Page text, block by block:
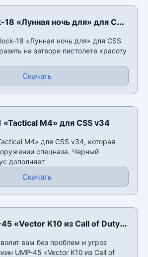
«Лунная ночь для» для CSS
18 «Лунная ночь для» для CSS
на затворе пистолета красоту
Скачать
M4» для CSS v34
M4» для CSS v34, которая
спецназа. Черный
дополняет
Скачать
«Vector K10 из Call of Duty:
CSS v34
вам без проблем и угроз
UMP-45 «Vector K10 из Call of